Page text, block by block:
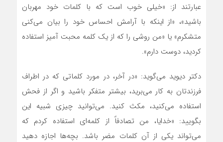
عبارتند از: «خیلی خوب است که با کلمات خود مهربان
باشید»، «از اینکه با آرامش احساس خود را بیان می‌کنی
متشکرم» یا «من روشی را که از یک کلمه محبت آمیز استفاده
کردید، دوست دارم».
دکتر دیوید می‌گوید: «در آخر، در مورد کلماتی که در اطراف
فرزندتان به کار می‌برید، بیشتر متفکر باشید و اگر از فحش
استفاده می‌کنید، مکث کنید. می‌توانید چیزی شبیه این
بگویید: «خدایا، من تصادفاً از کلمه‌ای استفاده کردم که
می‌تواند یکی از آن کلمات مضر باشد. بچه‌ها اجازه دهید